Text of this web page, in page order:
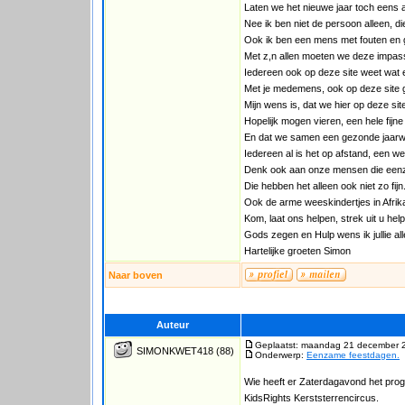
Laten we het nieuwe jaar toch eens
Nee ik ben niet de persoon alleen,
Ook ik ben een mens met fouten en
Met z,n allen moeten we deze
Iedereen ook op deze site weet wat
Met je medemens, ook op deze site
Mijn wens is, dat we hier op deze
Hopelijk mogen vieren, een hele
En dat we samen een gezonde
Iedereen al is het op afstand, een
Denk ook aan onze mensen die
Die hebben het alleen ook niet zo fijn.
Ook de arme weeskindertjes in
Kom, laat ons helpen, strek uit u
Gods zegen en Hulp wens ik jullie
Hartelijke groeten Simon
Naar boven
Auteur
SIMONKWET418 (88)
Geplaatst: maandag 21 december
Onderwerp: Eenzame feestdagen.
Wie heeft er Zaterdagavond het
KidsRights Kerststerrencircus.